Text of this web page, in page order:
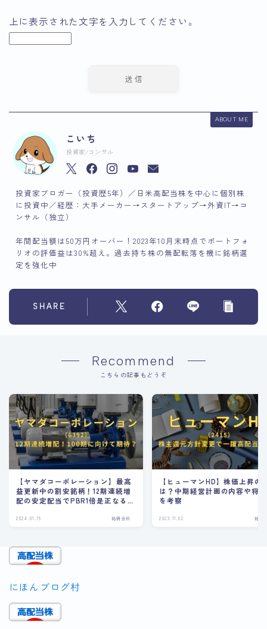
上に表示された文字を入力してください。
ABOUT ME
こいち
投資家/コンサル
投資家ブロガー（投資歴5年）／日米高配当株を中心に個別株
に投資中／経歴：大手メーカー→スタートアップ→外資IT→コ
ンサル（独立）
年間配当額は50万円オーバー！2023年10月末時点でポートフォ
リオの評価益は30%超え。過去持ち株の無配転落を機に銘柄選
定を強化中
SHARE
Recommend
こちらの記事もどうぞ
【ヤマダコーポレーション】最高
益更新中の割安銘柄！12期連続増
配の安定配当でPBR1倍是正なる
2024.01.15 銘柄分析
【ヒューマンHD】株価上昇の
は？中期経営計画の内容や将
を考察
2023.11.02 銘柄
にほんブログ村